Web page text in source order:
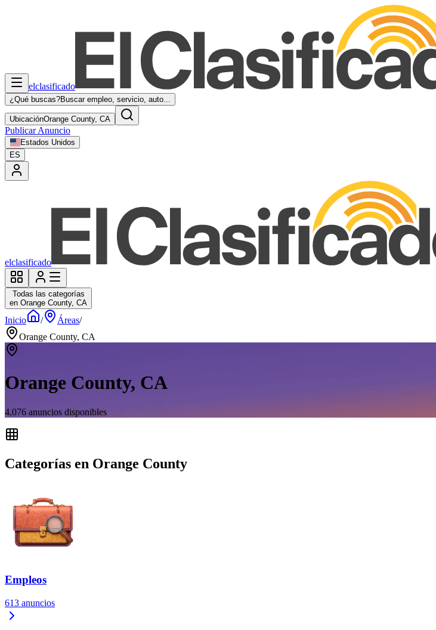
elclasificado
¿Qué buscas?Buscar empleo, servicio, auto...
UbicaciónOrange County, CA
Publicar Anuncio
Estados Unidos
ES
elclasificado
Todas las categorías
en Orange County, CA
Inicio / Áreas/
Orange County, CA
Orange County, CA
4,076 anuncios disponibles
Categorías en Orange County
Empleos
613 anuncios